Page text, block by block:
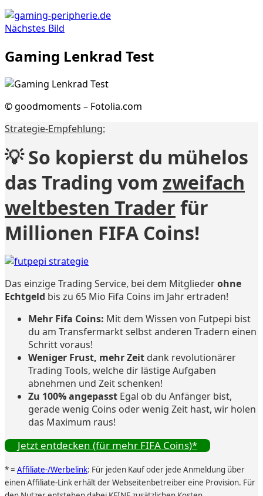
Nächstes Bild
Gaming Lenkrad Test
© goodmoments – Fotolia.com
Strategie-Empfehlung:
💡 So kopierst du mühelos
das Trading vom zweifach
weltbesten Trader für
Millionen FIFA Coins!
Das einzige Trading Service, bei dem Mitgliederohne
Echtgeld bis zu 65 Mio Fifa Coins im Jahr ertraden!
Mehr Fifa Coins: Mit dem Wissen von Futpepi bist
du am Transfermarkt selbst anderen Tradern einen
Schritt voraus!
Weniger Frust, mehr Zeit dank revolutionärer
Trading Tools, welche dir lästige Aufgaben
abnehmen und Zeit schenken!
Zu 100% angepasst Egal ob du Anfänger bist,
gerade wenig Coins oder wenig Zeit hast, wir holen
das Maximum raus!
Jetzt entdecken (für mehr FIFA Coins)*
* = Affiliate-/Werbelink: Für jeden Kauf oder jede Anmeldung über
einen Affiliate-Link erhält der Webseitenbetreiber eine Provision. Für